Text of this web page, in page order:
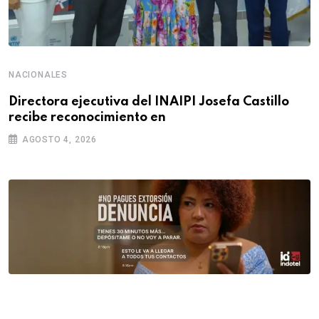
NACIONALES
Directora ejecutiva del INAIPI Josefa Castillo
recibe reconocimiento en
AGOSTO 4, 2026